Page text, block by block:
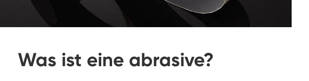
Was ist eine abrasive?